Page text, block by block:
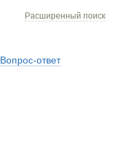
Расширенный поиск
Вопрос-ответ